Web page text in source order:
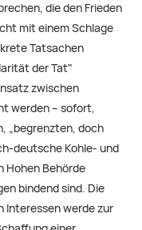
die den Frieden
mit einem Schlage
Tatsachen
der Tat"
zwischen
werden – sofort,
„begrenzten, doch
deutsche Kohle- und
Hohen Behörde
bindend sind. Die
Interessen werde zur